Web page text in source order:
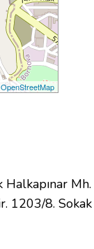
OpenStreetMap
Mh.
8.